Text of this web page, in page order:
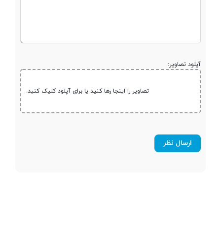
کارت حافظه
صفحه نمایش
صفحه نمایش
رنگی
آپلود تصاویر:
تصاویر را اینجا رها کنید یا برای آپلود کلیک کنید.